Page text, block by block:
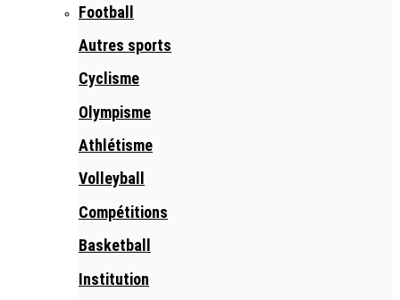
Football
Autres sports
Cyclisme
Olympisme
Athlétisme
Volleyball
Compétitions
Basketball
Institution